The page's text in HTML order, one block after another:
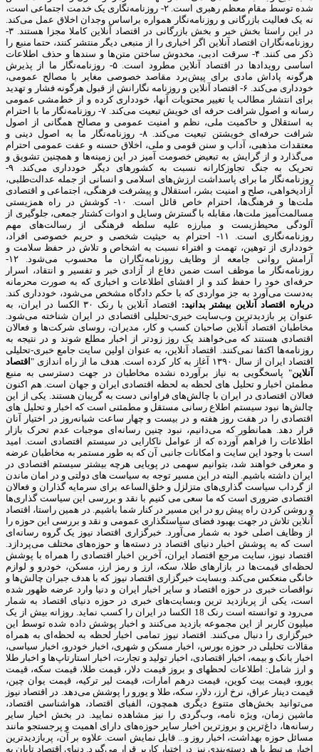
شده توسط مقام معظم رهبری است. ۲- روزنامه‌نگاری یک خدمت اجتماعی است،
نه یک فعالیت بازرگانی و روزنامه‌نگار همواره براساس وجدان اخلاق عمل می‌کند.
در این راستا بخش خبر و بخش بازرگانی در اقتصاد آنلاین کاملا مجزا هستند. ۳-
روزنامه‌نگاران اقتصاد آنلاین اگر اخباری را از منبعی دیگر منتشر کنند، حتما منبع را
ذکر می کنند. ۴- سرقت ادبی، مخدوش ساختن متن‌ها و سندها و حذف اطلاعات
اساسی رویدادها در اقتصاد آنلاین مطرود است. ۵- روزنامه‌نگار ما از پذیرش
هرگونه پاداش مادی برای پیش‌برد مقاصد خصوصی مغایر با مصالح عمومی،
خودداری می‌کند. ۶- اقتصاد آنلاین و روزنامه نگارانش از قبول هرگونه فشار و تهدید
برای انتشار مطالب یا تغییر محتویات آنها، خودداری کرده و از خط‌مشی عمومی
رسانه و اصول شرافت حرفه ای خویش تبعیت می‌کند. ۷- روزنامه‌نگار ما با احترام
به استقلال و حاکمیت ملی، نظم و امنیت عمومی و مصالح همگانی از اصول
شرافت حرفه‌ای خویشتن تبعیت می‌کند. ۸- روزنامه‌نگار ما به اصول دینی و
معتقدات مذهبی، آداب و سنن قومی و ملی، اخلاق حسنه و عفت عمومی احترام
می‌گذارد و از گرایش به تبعیض خصومت آمیز در این زمینه‌ها و همچنین تشویق و
تحریک به جنگ تجاوزکارانه نسبت به کشورهای دیگر خودداری می‌کند. ۹-
روزنامه‌نگار ما برای پاسداشت ارزش‌های اسلامی و انسانی از جمله عدالت‌طلبی،
آزادیخواهی، صلح و امنیت بشر، استقلال و پیشرفت فرهنگی، اجتماعی و اقتصادی
ملت‌ها و فرهنگ‌ها، احترام خاص قائل است. ۱۰- کوشش در راه همزیستی
مسالمت‌آمیز ملت‌ها، مقابله با گسترش وسایل و ادوات کشتار جمعی، جلوگیری از
آلودگی محیط‌زیست و مبارزه علیه سلطه فرهنگی از رسالت‌های مهم
روزنامه‌نگاری است. ۱۱- احترام به حیثیت شخصی و حریم خصوصی افراد،
خودداری از توهین، تهمت و افتراء نسبت به اشخاص و تلاش در حفظ سلامت و
آرامش روانی جامعه از وظایف روزنامه‌نگاران ما محسوب می‌شود. ۱۲-
روزنامه‌نگار ما موظف است ضمن دفاع از آزادی خبر و تفسیر و انتقاد، اسرار
حرفه‌ای خود را حفظ کند و از افشای اطلاعات و اخباری که به صورت محرمانه
به‌دست می‌آورد به جز مواردی که با حکم دادگاه مشخص می‌شود، خودداری کند.
درباره اقتصاد آنلاین بیشتر بدانید:
اقتصاد آنلاین با رنک ۳۰ الکسا در ایران، به
عنوان پر بازدیدترین وب‌سایت خبری-تحلیلی اقتصادی در ایران شناخته می‌شود.
مخاطبان اقتصاد آنلاین صاحبان کسب و کار، مدیران، روسای شرکت‌ها و فعالان
اقتصادی هستند که می‌خواهند یک روز زودتر از اخبار مطلع شوند و در نتیجه به
روزنامه‌ها اکتفا نمی‌کنند. اقتصاد آنلاین، به عنوان اولین سایت جامع خبری-تحلیلی
اقتصاد ایران از سال ۱۳۹۰ آغاز به کار کرده است. هدف ما از راه اندازی "
اقتصاد
آنلاین" پاسخگویی به نیاز برآورده نشده مخاطبان در جهت دسترسی به منبع
مطمئن اخبار و تحلیل های لحظه به لحظه اقتصادی ایران و جهان است. هم اکنون
فعالان اقتصادی در ایران با چالش‌های فراوانی دست به گریبان هستند. یکی از این
چالش‌ها نبود سیستم اطلاع رسانی مستقل و مطمئنی است که اخبار و تحلیل های
اقتصادی را در هفت روز هفته و در بیست و چهار ساعت شبانه‌روز در اختیار آنان
قرار دهد. همانطور که می‌دانیم، نبود چنین رسانه‌ای موجبات عدم تحرک بازار
اطلاعات را فراهم آورده که از عوامل ناکارایی در سیستم اقتصادی است. امید
است با وجود این سایت و امکانات جانبی آن که به طور مستمر به مخاطبان عرضه
و معرفی خواهند شد، بتوانیم سهمی در پویایی هرچه بیشتر سیستم اقتصادی در
ایران داشته باشیم. البته در این مسیر توجه به سیاست های دولتی و در امان ماندن
از گرداب سیاست گذاری‌های متزلزل و خلق‌الساعه برای سرمایه گذاران و فعالان
اقتصادی ضروری است که ما سعی می کنیم با نقد و بررسی این سیاست گذاری‌ها
و روشن کردن راه پیش رو در این مسیر در کنار شما باشیم. در همین راستا، اقتصاد
آنلاین تلاش در جهت بهبود فضای سیاستگذاری عمومی و نقد و بررسی این حوزه را
از وظایف اصلی خود به شمار می‌آورد. خبرگزاری اقتصاد نیوز یک گروه رسانه‌ای
است که به پوشش اخبار دنیای اقتصاد در دسته‌ها و حوزه‌های مختلف می‌پردازد.
اقتصاد نیوز، سایت مرجع اقتصاد ایران، آخرین اخبار اقتصادی را همراه با پوشش
لحظه‌ای قیمت‌ها در بازارهای طلا، سکه، ارز و رمز ارز، مسکن، خودرو و لوازم
خانگی منعکس می‌کند. وبسایت خبرگزاری اقتصاد نیوز که با هدف جبران چالش‌ها و
نواقصات خبری در حوزه اقتصاد و سایر اخبار ایران و دنیا وارد عرضه ظهور شده
است، یکی از پربازدید ترین وبسایت‌های خبری در حوزه دنیای اقتصاد به شمار
می‌رود و توانسته است رنک 18 الکسا در ایران را کسب نماید. روزانه بیش از یک
میلیون کاربر از این مجموعه بازدید می‌کنند و اخبار پوشش داده شده توسط این
خبرگزاری را دنبال می‌کنند. اقتصاد نیوز تمامی اخبار لحظه به لحظه‌ای به همراه
مقالات تحلیلی در حوزه بورس، اخبار مسکن و شهری، اخبار خودرو، اخبار سیاسی،
اخبار بانک و بیمه، اخبار اقتصادی، اخبار تولید و تجارت، اخبار استارتاپ‌ها و اخبار طلا
و ارز شامل: اطلاعات لحظهای و بروز قیمت دلار، قیمت طلا، قیمت سکه، قیمت
یورو، قیمت بیت کوین، قیمت درهم امارات، قیمت لیر ترکیه، قیمت یوان چین،
قیمت دینار عراق، نرخ ارز، دلار، سکه، طلا و یورو را پوشش می‌دهد. در اقتصاد نیوز
می‌توانید بخش‌های متنوع دیگری همچون، الفبای اقتصاد، هواشناسی اقتصاد،
ماشین زمان، ویژه نامه، وب‌گردی را نیز مشاهده نمایید. در بخش اخبار سایر
رسانه‌ها، داغ‌ترین و بروزترین اخبار سایر حوزه‌های دارای اهمیت و پرجستجو مانند
مسائل حوزه بهداشت، اخبار روز و... قابل نمایش است. علاوه بر آن، پربازدیدترین
اخبار مرتبط با هر دسته‌بندی نیز در اختیار کاربر قرار می‌گیرد. دنیای اقتصاد تابان به